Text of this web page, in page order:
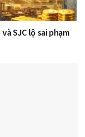
SJC lộ sai phạm